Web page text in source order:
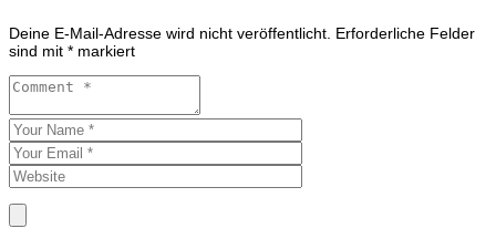
Deine E-Mail-Adresse wird nicht veröffentlicht. Erforderliche Felder
sind mit * markiert